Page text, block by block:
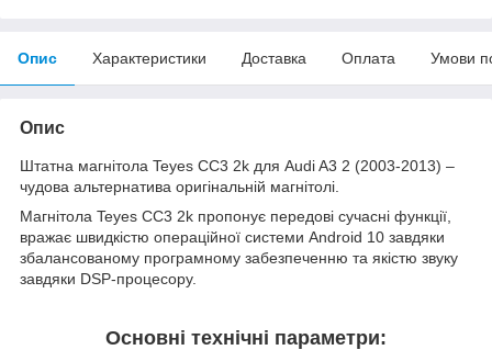
Опис Характеристики Доставка Оплата Умови
Опис
Штатна магнітола Teyes CC3 2k для Audi A3 2 (2003-2013) –
чудова альтернатива оригінальній магнітолі.
Магнітола Teyes CC3 2k пропонує передові сучасні функції,
вражає швидкістю операційної системи Android 10 завдяки
збалансованому програмному забезпеченню та якістю звуку
завдяки DSP-процесору.
Основні технічні параметри: